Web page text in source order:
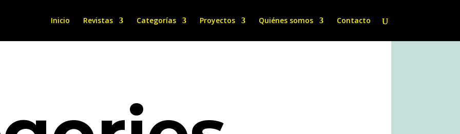
Inicio Revistas Categorías Proyectos Quiénes somos Contacto